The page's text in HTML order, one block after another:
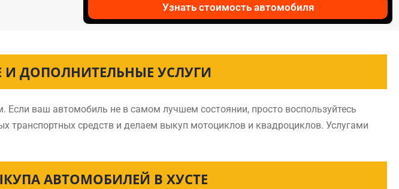
Узнать стоимость автомобиля
И ДОПОЛНИТЕЛЬНЫЕ УСЛУГИ
Если ваш автомобиль не в самом лучшем состоянии, просто воспользуйтесь
транспортных средств и делаем выкуп мотоциклов и квадроциклов. Услугами
АВТОМОБИЛЕЙ В ХУСТЕ